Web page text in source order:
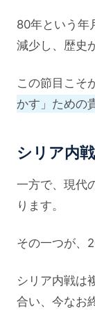
80年という年
減少し、歴史
この節目こそ
かす」ための
シリア内
一方で、現代
ります。
その一つが、
シリア内戦は
合い、今なお